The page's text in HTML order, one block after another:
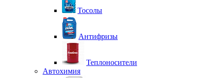
Тосолы
Антифризы
Теплоносители
Автохимия